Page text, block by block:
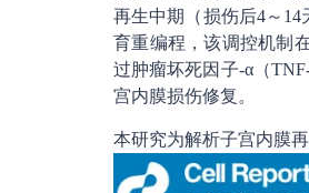
再生中期（损伤后4～14
育重编程，该调控机制
过肿瘤坏死因子-α（
宫内膜损伤修复。
本研究为解析子宫内膜